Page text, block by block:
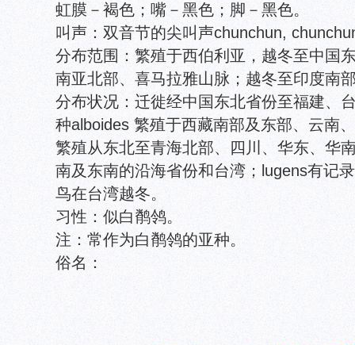
虹膜－褐色；嘴－黑色；脚－黑色。
叫声：双音节的尖叫声chunchun,
分布范围：繁殖于西伯利亚，越冬至中国
南亚北部、喜马拉雅山脉；越冬至印度南
分布状况：迁徙经中国东北省份至福建、
种alboides 繁殖于西藏南部及东部、云南
繁殖从东北至青海北部、四川、华东、华
南及东南的沿海省份和台湾；lugens有记
鸟在台湾越冬。
习性：似白鹡鸰。
注：常作为白鹡鸰的亚种。
俗名：